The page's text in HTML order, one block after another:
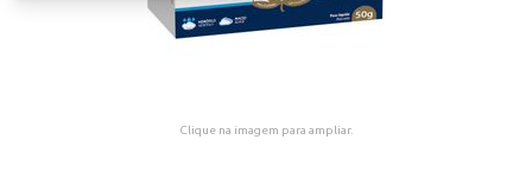
Clique na imagem para ampliar.